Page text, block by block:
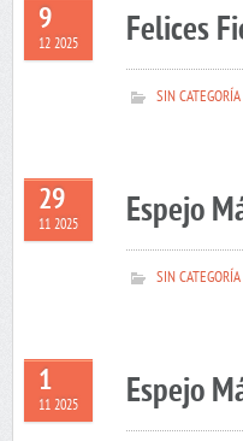
9
12 2025 Felices
SIN CATEGORÍA
29
11 2025 Espejo
SIN CATEGORÍA
1
11 2025 Espejo